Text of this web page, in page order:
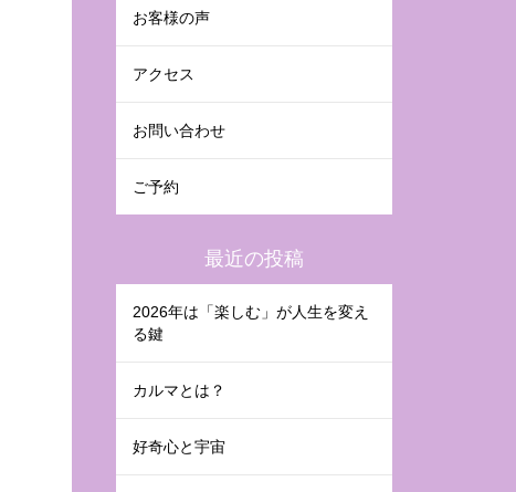
お客様の声
アクセス
お問い合わせ
ご予約
最近の投稿
2026年は「楽しむ」が人生を変え
る鍵
カルマとは？
好奇心と宇宙